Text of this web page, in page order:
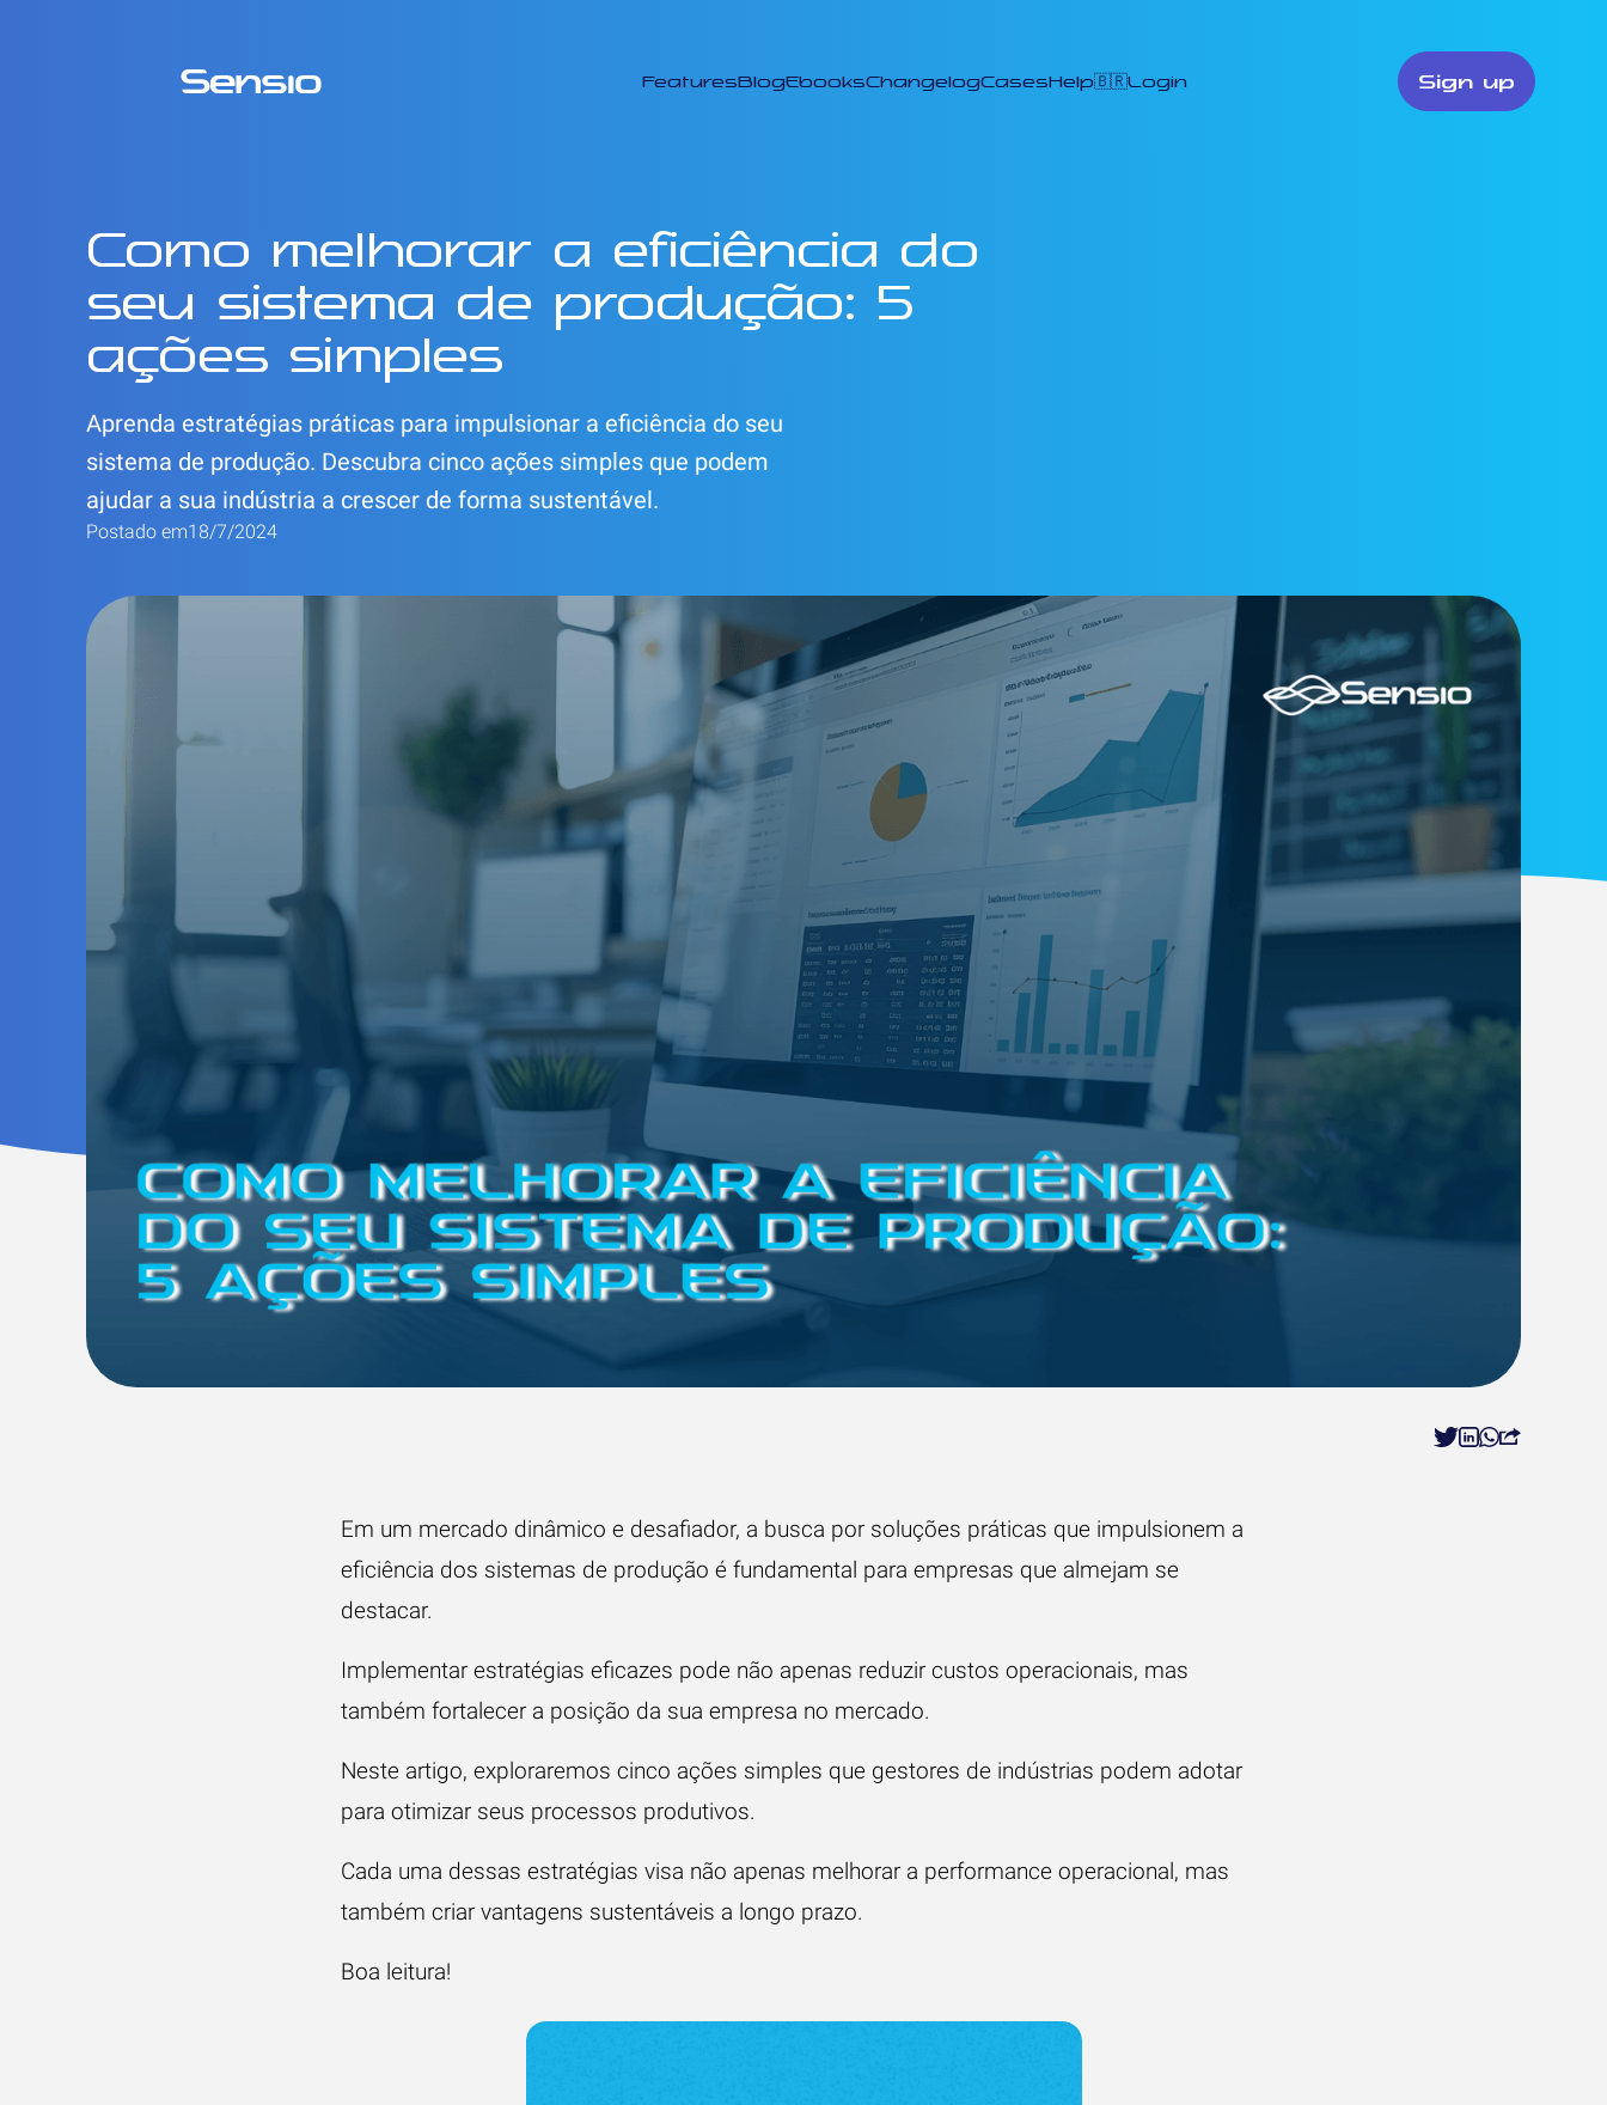
FeaturesBlogEbooksChangelogCasesHelp🇧🇷Login Sign up
Como melhorar a eficiência do
seu sistema de produção: 5
ações simples
Aprenda estratégias práticas para impulsionar a eficiência do seu
sistema de produção. Descubra cinco ações simples que podem
ajudar a sua indústria a crescer de forma sustentável.
Postado em18/7/2024
Em um mercado dinâmico e desafiador, a busca por soluções práticas que impulsionem a
eficiência dos sistemas de produção é fundamental para empresas que almejam se
destacar.
Implementar estratégias eficazes pode não apenas reduzir custos operacionais, mas
também fortalecer a posição da sua empresa no mercado.
Neste artigo, exploraremos cinco ações simples que gestores de indústrias podem adotar
para otimizar seus processos produtivos.
Cada uma dessas estratégias visa não apenas melhorar a performance operacional, mas
também criar vantagens sustentáveis a longo prazo.
Boa leitura!